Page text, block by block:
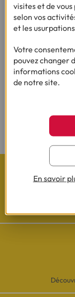
Besoin d'en
(1) Vous recevrez
renvoyer complété,
(2) Sous réserve
visites et de
selon vos
et les
Votre
pouvez changer
informations
de notre site.
En savoir